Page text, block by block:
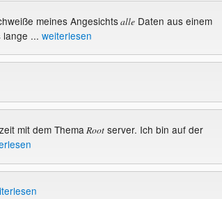
meines AngesichtsalleDaten aus einem
lange ... weiterlesen
mit dem Thema Rootserver. Ich bin auf der